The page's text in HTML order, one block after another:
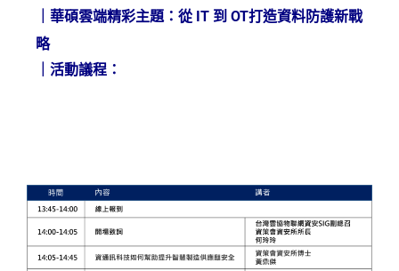
｜華碩雲端精彩主題：從 IT 到 OT打造資料防護新戰
略
｜活動議程：